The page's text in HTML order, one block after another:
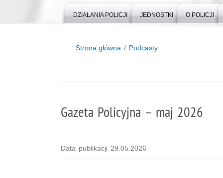
DZIAŁANIA POLICJI JEDNOSTKI O POLICJI
Strona główna Podcasty
Gazeta Policyjna – maj 2026
Data publikacji 29.05.2026